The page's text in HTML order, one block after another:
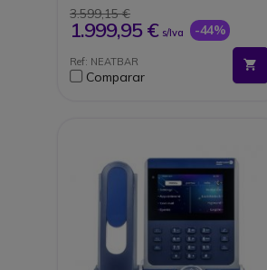
bluetooth y wifi
Tweeter: Altavoz con audio
con cancelación de eco y
Incluye accesorios de montaje:
sobremesa, pared y monitor
3.599,15 €
1.999,95 € s/Iva -44%
Ref: NEATBAR
Comparar